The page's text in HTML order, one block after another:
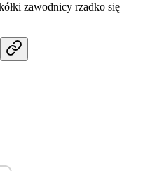
zawodnicy rzadko się